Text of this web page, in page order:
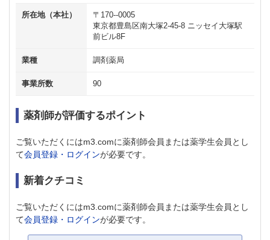
所在地（本社）
〒170--0005
東京都豊島区南大塚2-45-8 ニッセイ大塚駅
前ビル8F
業種 調剤薬局
事業所数 90
薬剤師が評価するポイント
ご覧いただくにはm3.comに薬剤師会員または薬学生会員とし
て会員登録・ログインが必要です。
新着クチコミ
ご覧いただくにはm3.comに薬剤師会員または薬学生会員とし
て会員登録・ログインが必要です。